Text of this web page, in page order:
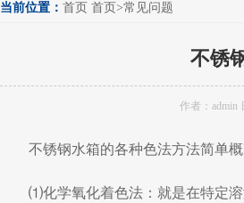
当前位置： 首页 首页 >常见问题
不锈
作者：admin
不锈钢水箱的各种色法方法简单概
⑴化学氧化着色法：就是在特定